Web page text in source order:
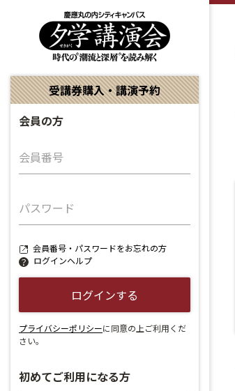
受講券購入・講演予約
会員の方
会員番号
パスワード
会員番号・パスワードをお忘れの方
ログインヘルプ
ログインする
プライバシーポリシーに同意の上ご利用くだ
さい。
初めてご利用になる方